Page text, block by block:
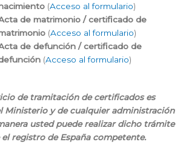
(Acceso al formulario)
de matrimonio / certificado de
(Acceso al formulario)
de defunción / certificado de
(Acceso al formulario)
de tramitación de certificados es
Ministerio y de cualquier administración
usted puede realizar dicho trámite
registro de España competente.